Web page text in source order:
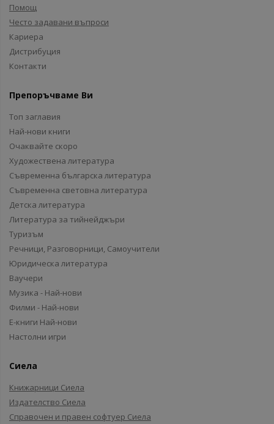
Помощ
Често задавани въпроси
Кариера
Дистрибуция
Контакти
Препоръчваме Ви
Топ заглавия
Най-нови книги
Очаквайте скоро
Художествена литература
Съвременна българска литература
Съвременна световна литература
Детска литература
Литература за тийнейджъри
Туризъм
Речници, Разговорници, Самоучители
Юридическа литература
Ваучери
Музика - Най-нови
Филми - Най-нови
Е-книги Най-нови
Настолни игри
Сиела
Книжарници Сиела
Издателство Сиела
Справочен и правен софтуер Сиела